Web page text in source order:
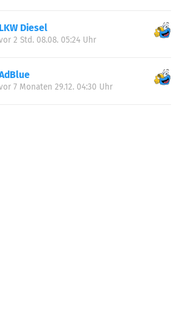
LKW Diesel
2 Std. 08.08. 05:24 Uhr
7 Monaten 29.12. 04:30 Uhr